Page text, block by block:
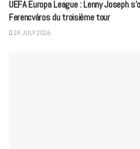
UEFA Europa League : Lenny Joseph
Ferencváros du troisième tour
24 JULY 2026